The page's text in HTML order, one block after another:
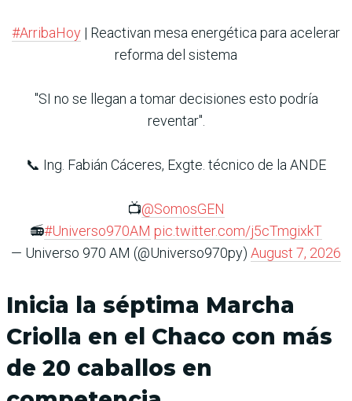
#ArribaHoy | Reactivan mesa energética para acelerar
reforma del sistema
"SI no se llegan a tomar decisiones esto podría
reventar".
📞 Ing. Fabián Cáceres, Exgte. técnico de la ANDE
📺@SomosGEN
📻#Universo970AM pic.twitter.com/j5cTmgixkT
— Universo 970 AM (@Universo970py) August 7, 2026
Inicia la séptima Marcha
Criolla en el Chaco con más
de 20 caballos en